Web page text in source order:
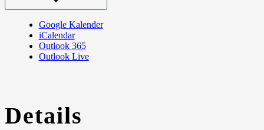
Google Kalender
iCalendar
Outlook 365
Outlook Live
Details